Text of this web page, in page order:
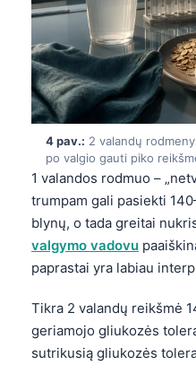
4 pav.: 2 valandų
po valgio gauti piko
1 valandos rodmuo –
trumpam gali pasiekti
blynų, o tada greitai
valgymo vadovu
paprastai yra labiau
Tikra 2 valandų reikšmė
geriamojo gliukozės
sutrikusią gliukozės